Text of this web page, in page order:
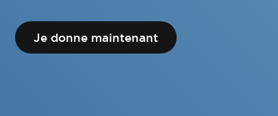
Je donne maintenant